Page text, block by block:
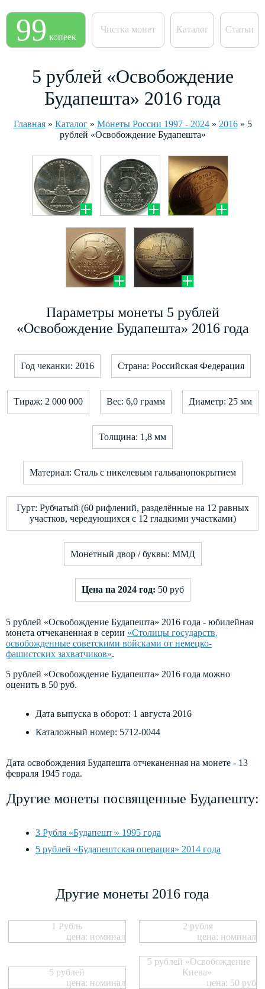
99 копеек
Чистка монет Каталог Статьи
5 рублей «Освобождение
Будапешта» 2016 года
Главная» Каталог» Монеты России 1997 - 2024» 2016» 5
рублей «Освобождение Будапешта»
Параметры монеты 5 рублей
«Освобождение Будапешта» 2016 года
Год чеканки: 2016 Страна: Российская Федерация
Тираж: 2 000 000 Вес: 6,0 грамм Диаметр: 25 мм
Толщина: 1,8 мм
Материал: Сталь с никелевым гальванопокрытием
Гурт: Рубчатый (60 рифлений, разделённые на 12 равных
участков, чередующихся с 12 гладкими участками)
Монетный двор / буквы: ММД
Цена на 2024 год: 50 руб
5 рублей «Освобождение Будапешта» 2016 года - юбилейная
монета отчеканенная в серии «Столицы государств,
освобожденные советскими войсками от немецко-
фашистских захватчиков».
5 рублей «Освобождение Будапешта» 2016 года можно
оценить в 50 руб.
Дата выпуска в оборот: 1 августа 2016
Каталожный номер: 5712-0044
Дата освобождения Будапешта отчеканенная на монете - 13
февраля 1945 года.
Другие монеты посвященные Будапешту:
3 Рубля «Будапешт » 1995 года
5 рублей «Будапештская операция» 2014 года
Другие монеты 2016 года
1 Рубль
цена: номинал
2 рубля
цена: номинал
5 рублей
цена: номинал
5 рублей «Освобождение
Киева»
цена: 50 руб